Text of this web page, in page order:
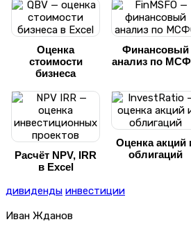
Оценка
стоимости
бизнеса
Финансовый
анализ по
Расчёт NPV, IRR
в Excel
Оценка акций
облигаций
дивиденды инвестиции
Иван Жданов